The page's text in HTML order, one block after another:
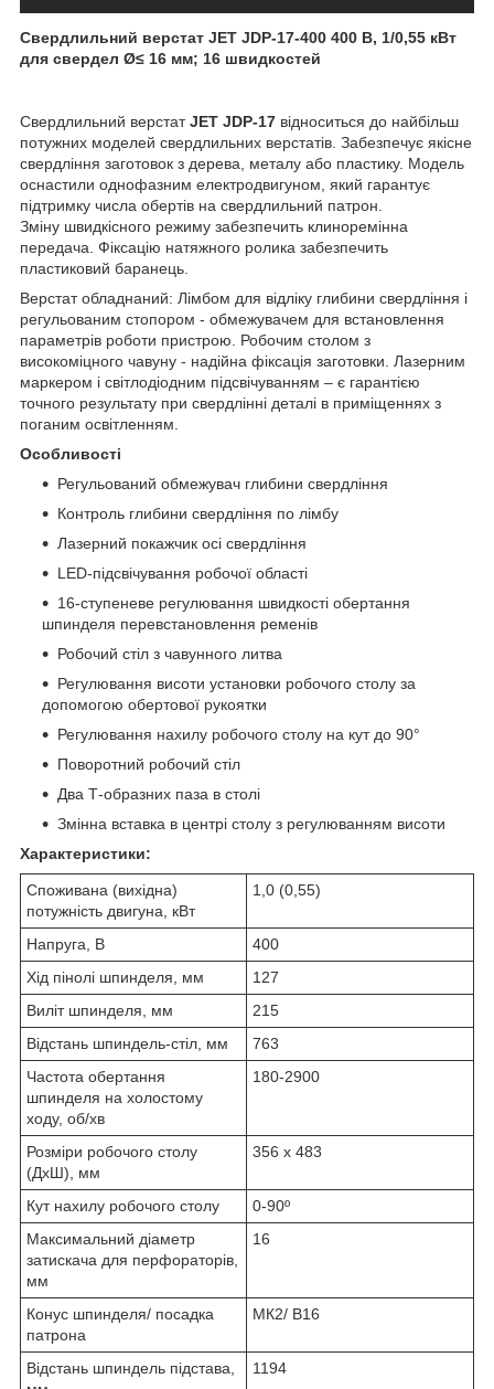
Свердлильний верстат JET JDP-17-400 400 В, 1/0,55 кВт
для свердел Ø≤ 16 мм; 16 швидкостей
Свердлильний верстатJET JDP-17 відноситься до найбільш
потужних моделей свердлильних верстатів. Забезпечує якісне
свердління заготовок з дерева, металу або пластику. Модель
оснастили однофазним електродвигуном, який гарантує
підтримку числа обертів на свердлильний патрон.
Зміну швидкісного режиму забезпечить клиноремінна
передача. Фіксацію натяжного ролика забезпечить
пластиковий баранець.
Верстат обладнаний: Лімбом для відліку глибини свердління і
регульованим стопором - обмежувачем для встановлення
параметрів роботи пристрою. Робочим столом з
високоміцного чавуну - надійна фіксація заготовки. Лазерним
маркером і світлодіодним підсвічуванням – є гарантією
точного результату при свердлінні деталі в приміщеннях з
поганим освітленням.
Особливості
Регульований обмежувач глибини свердління
Контроль глибини свердління по лімбу
Лазерний покажчик осі свердління
LED-підсвічування робочої області
16-ступеневе регулювання швидкості обертання
шпинделя перевстановлення ременів
Робочий стіл з чавунного литва
Регулювання висоти установки робочого столу за
допомогою обертової рукоятки
Регулювання нахилу робочого столу на кут до 90°
Поворотний робочий стіл
Два Т-образних паза в столі
Змінна вставка в центрі столу з регулюванням висоти
Характеристики:
Споживана (вихідна)
потужність двигуна, кВт
1,0 (0,55)
Напруга, В
400
Хід пінолі шпинделя, мм
127
Виліт шпинделя, мм
215
Відстань шпиндель-стіл, мм
763
Частота обертання
шпинделя на холостому
ходу, об/хв
180-2900
Розміри робочого столу
(ДхШ), мм
356 х 483
Кут нахилу робочого столу
0-90º
Максимальний діаметр
затискача для перфораторів,
мм
16
Конус шпинделя/ посадка
патрона
МК2/ В16
Відстань шпиндель підстава,
1194